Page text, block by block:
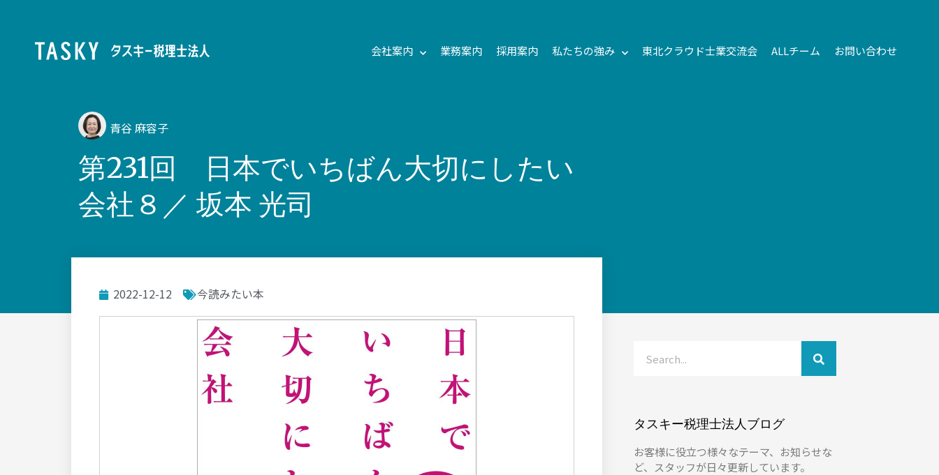
会社案内 業務案内 採用案内 私たちの強み 東北クラウド士業交流会 ALLチーム お問い合わせ
青谷 麻容子
第231回 日本でいちばん大切にしたい
会社８／ 坂本 光司
2022-12-12 今読みたい本
タスキー税理士法人ブログ
お客様に役立つ様々なテーマ、お知らせな
ど、スタッフが日々更新しています。